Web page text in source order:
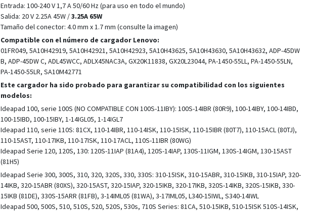
Entrada: 100-240 V 1,7 A 50/60 Hz (para uso en todo el mundo)
Salida: 20 V 2.25A 45W /3.25A 65W
Tamaño del conector: 4.0 mm x 1.7 mm (consulte la imagen)
Compatible con el número de cargador Lenovo:
01FR049, 5A10H42919, 5A10H42921, 5A10H42923, 5A10H43625, 5A10H43630, 5A10H43632, ADP-45DW
B, ADP-45DW C, ADL45WCC, ADLX45NAC3A, GX20K11838, GX20L23044, PA-1450-55LL, PA-1450-55LN,
PA-1450-55LR, SA10M42771
Este cargador ha sido probado para garantizar su compatibilidad con los siguientes
modelos:
Ideapad 100, serie 100S (NO COMPATIBLE CON 100S-11IBY): 100S-14IBR (80R9), 100-14IBY, 100-14IBD,
100-15IBD, 100-15IBY, 1-14IGL05, 1-14IGL7
Ideapad 110, serie 110S: 81CX, 110-14IBR, 110-14ISK, 110-15ISK, 110-15IBR (80T7), 110-15ACL (80TJ),
110-15AST, 110-17IKB, 110-17ISK, 110-17ACL, 110S-11IBR (80WG)
Ideapad Serie 120, 120S, 130: 120S-11IAP (81A4), 120S-14IAP, 130S-11IGM, 130S-14IGM, 130-15AST
(81H5)
Ideapad Serie 300, 300S, 310, 320, 320S, 330, 330S: 310-15ISK, 310-15ABR, 310-15IKB, 310-15IAP, 320-
14IKB, 320-15ABR (80XS), 320-15AST, 320-15IAP, 320-15IKB, 320-17IKB, 320S-14IKB, 320S-15IKB, 330-
15IKB (81DE), 330S-15ARR (81FB), 3-14IML05 (81WA), 3-17IML05, L340-15IWL, S340-14IWL
Ideapad 500, 500S, 510, 510S, 520, 520S, 530s, 710S Series: 81CA, 510-15IKB, 510-15ISK 510S-14ISK,